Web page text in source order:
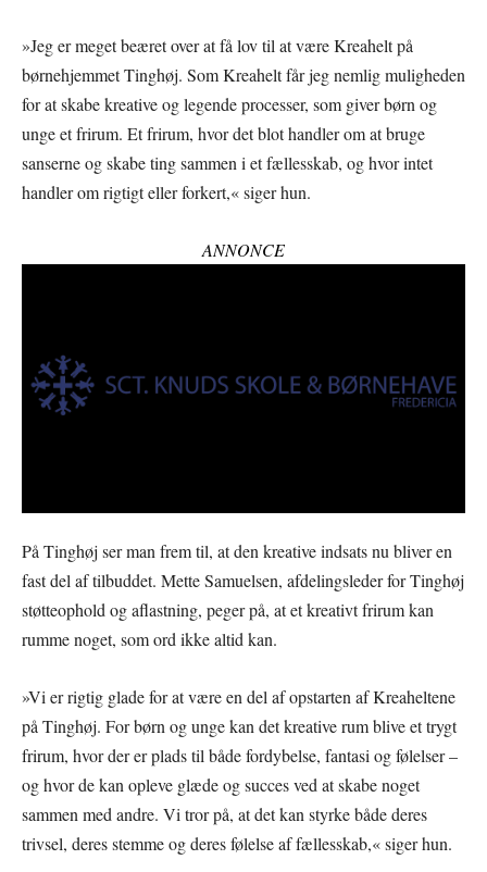
»Jeg er meget beæret over at få lov til at være Kreahelt på
børnehjemmet Tinghøj. Som Kreahelt får jeg nemlig muligheden
for at skabe kreative og legende processer, som giver børn og
unge et frirum. Et frirum, hvor det blot handler om at bruge
sanserne og skabe ting sammen i et fællesskab, og hvor intet
handler om rigtigt eller forkert,« siger hun.
ANNONCE
På Tinghøj ser man frem til, at den kreative indsats nu bliver en
fast del af tilbuddet. Mette Samuelsen, afdelingsleder for Tinghøj
støtteophold og aflastning, peger på, at et kreativt frirum kan
rumme noget, som ord ikke altid kan.
»Vi er rigtig glade for at være en del af opstarten af Kreaheltene
på Tinghøj. For børn og unge kan det kreative rum blive et trygt
frirum, hvor der er plads til både fordybelse, fantasi og følelser –
og hvor de kan opleve glæde og succes ved at skabe noget
sammen med andre. Vi tror på, at det kan styrke både deres
trivsel, deres stemme og deres følelse af fællesskab,« siger hun.